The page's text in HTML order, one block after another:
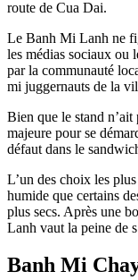
route de Cua Dai.
Le Banh Mi Lanh ne
les médias sociaux ou
par la communauté
mi juggernauts de la
Bien que le stand n’ait
majeure pour se
défaut dans le
L’un des choix les
humide que certains
plus secs. Après une
Lanh vaut la peine de
Banh Mi